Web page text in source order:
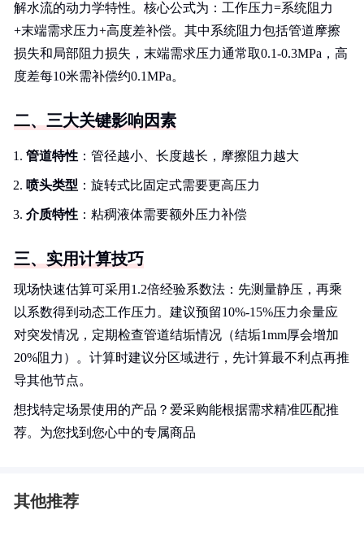
解水流的动力学特性。核心公式为：工作压力=系统阻力
+末端需求压力+高度差补偿。其中系统阻力包括管道摩擦
损失和局部阻力损失，末端需求压力通常取0.1-0.3MPa，高
度差每10米需补偿约0.1MPa。
二、三大关键影响因素
管道特性 ：管径越小、长度越长，摩擦阻力越大
喷头类型 ：旋转式比固定式需要更高压力
介质特性 ：粘稠液体需要额外压力补偿
三、实用计算技巧
现场快速估算可采用1.2倍经验系数法：先测量静压，再乘
以系数得到动态工作压力。建议预留10%-15%压力余量应
对突发情况，定期检查管道结垢情况（结垢1mm厚会增加
20%阻力）。计算时建议分区域进行，先计算最不利点再推
导其他节点。
想找特定场景使用的产品？爱采购能根据需求精准匹配推
荐。为您找到您心中的专属商品
其他推荐